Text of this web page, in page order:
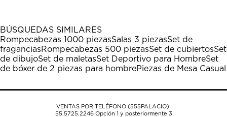
1
estrella
Esta
acción
abrirá
el
de
estrellas.
Esta
acción
abrirá
el
de
estrellas.
Esta
acción
abrirá
el
de
estrellas.
Esta
acción
abrirá
el
de
estrellas.
Esta
acción
abrirá
el
de
BÚSQUEDAS SIMILARES
Rompecabezas 1000 piezasSalas 3 piezasSet de
fraganciasRompecabezas 500 piezasSet de cubiertosSet
de dibujoSet de maletasSet Deportivo para HombreSet
de bóxer de 2 piezas para hombrePiezas de Mesa Casual
VENTAS POR TELÉFONO (555PALACIO):
55.5725.2246Opción 1 y posteriormente 3